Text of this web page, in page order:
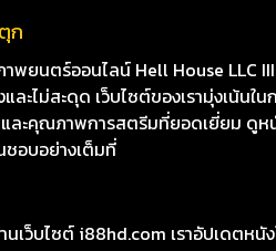
ก
พยนตร์ออนไลน์ Hell House LLC
ละไม่สะดุด เว็บไซต์ของเรามุ่งเน้
ละคุณภาพการสตรีมที่ยอดเยี่ยม ดู
อบอย่างเต็มที่
เว็บไซต์ i88hd.com เราอัปเดตห